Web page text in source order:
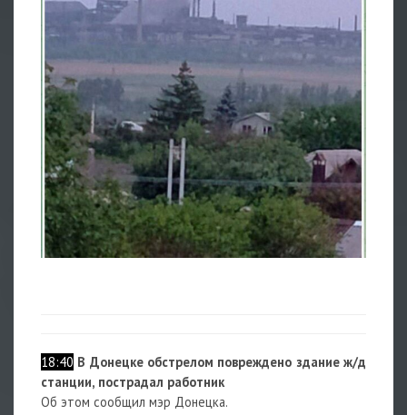
18:40 В Донецке обстрелом повреждено здание ж/д
станции, пострадал работник
Об этом сообщил мэр Донецка.